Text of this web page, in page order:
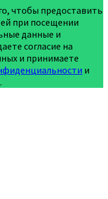
чтобы предоставить
при посещении
данные и
согласие на
и принимаете
и
.